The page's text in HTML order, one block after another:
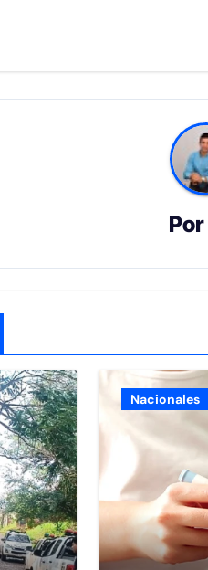
Por
Nacionales